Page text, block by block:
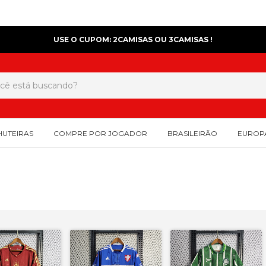
USE O CUPOM: 2CAMISAS OU 3CAMISAS !
COMPRE POR JOGADOR BRASILEIRÃO